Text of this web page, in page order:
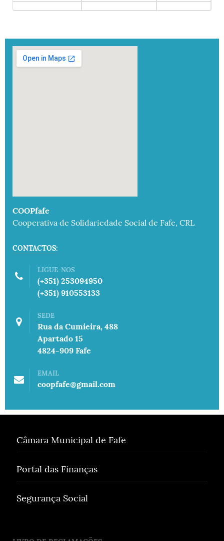
embed google map to website
COOPfafe
Cooperativa de Solidariedade Social de Fafe, CRL
CONTACTOS:
LIGUE-NOS
(+351) 253094950
(+351) 910553133
SEDE
Rua da Cumieira, 488
Apartado 15
4824-909 Fafe
EMAIL
coopfafe@gmail.com
Câmara Municipal de Fafe
Portal das Finanças
Segurança Social